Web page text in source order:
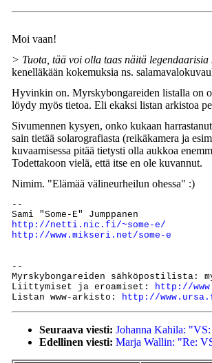
Moi vaan!
> Tuota, tää voi olla taas näitä legendaarisia
kenelläkään kokemuksia ns.
Hyvinkin on. Myrskybongareiden listalla on
löydy myös tietoa. Eli ekaksi listan arkistoa
Sivumennen kysyen, onko kukaan
sain tietää solarografiasta (reikäkamera ja
kuvaamisessa pitää tietysti olla aukkoa
Todettakoon vielä, että itse en ole kuvannut.
Nimim. "Elämää välineurheilun ohessa" :)
--
http://netti.nic.fi/~some-e/
http://www.mikseri.net/some-e
--
Myrskybongareiden sähköpostilista:
Liittymiset ja eroamiset:
http://
Listan www-arkisto:
http://
Seuraava viesti: Johanna Kahila:
Edellinen viesti: Marja Wallin: "Re: